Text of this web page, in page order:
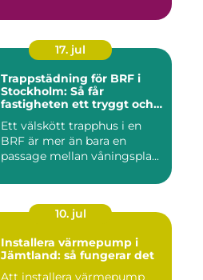
17. jul
Trappstädning för BRF i
Stockholm: Så får
fastigheten ett tryggt och
Ett välskött trapphus i en
BRF är mer än bara en
passage mellan våningspla...
10. jul
Installera värmepump i
Jämtland: så fungerar det
Att installera värmepump